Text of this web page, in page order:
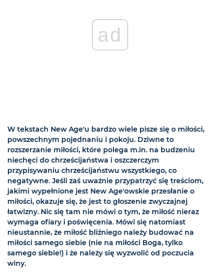
ad
W tekstach New Age'u bardzo wiele pisze się o miłości,
powszechnym pojednaniu i pokoju. Dziwne to
rozszerzanie miłości, które polega m.in. na budzeniu
niechęci do chrześcijaństwa i oszczerczym
przypisywaniu chrześcijaństwu wszystkiego, co
negatywne. Jeśli zaś uważnie przypatrzyć się treściom,
jakimi wypełnione jest New Age'owskie przesłanie o
miłości, okazuje się, że jest to głoszenie zwyczajnej
łatwizny. Nic się tam nie mówi o tym, że miłość nieraz
wymaga ofiary i poświęcenia. Mówi się natomiast
nieustannie, że miłość bliźniego należy budować na
miłości samego siebie (nie na miłości Boga, tylko
samego siebie!) i że należy się wyzwolić od poczucia
winy.